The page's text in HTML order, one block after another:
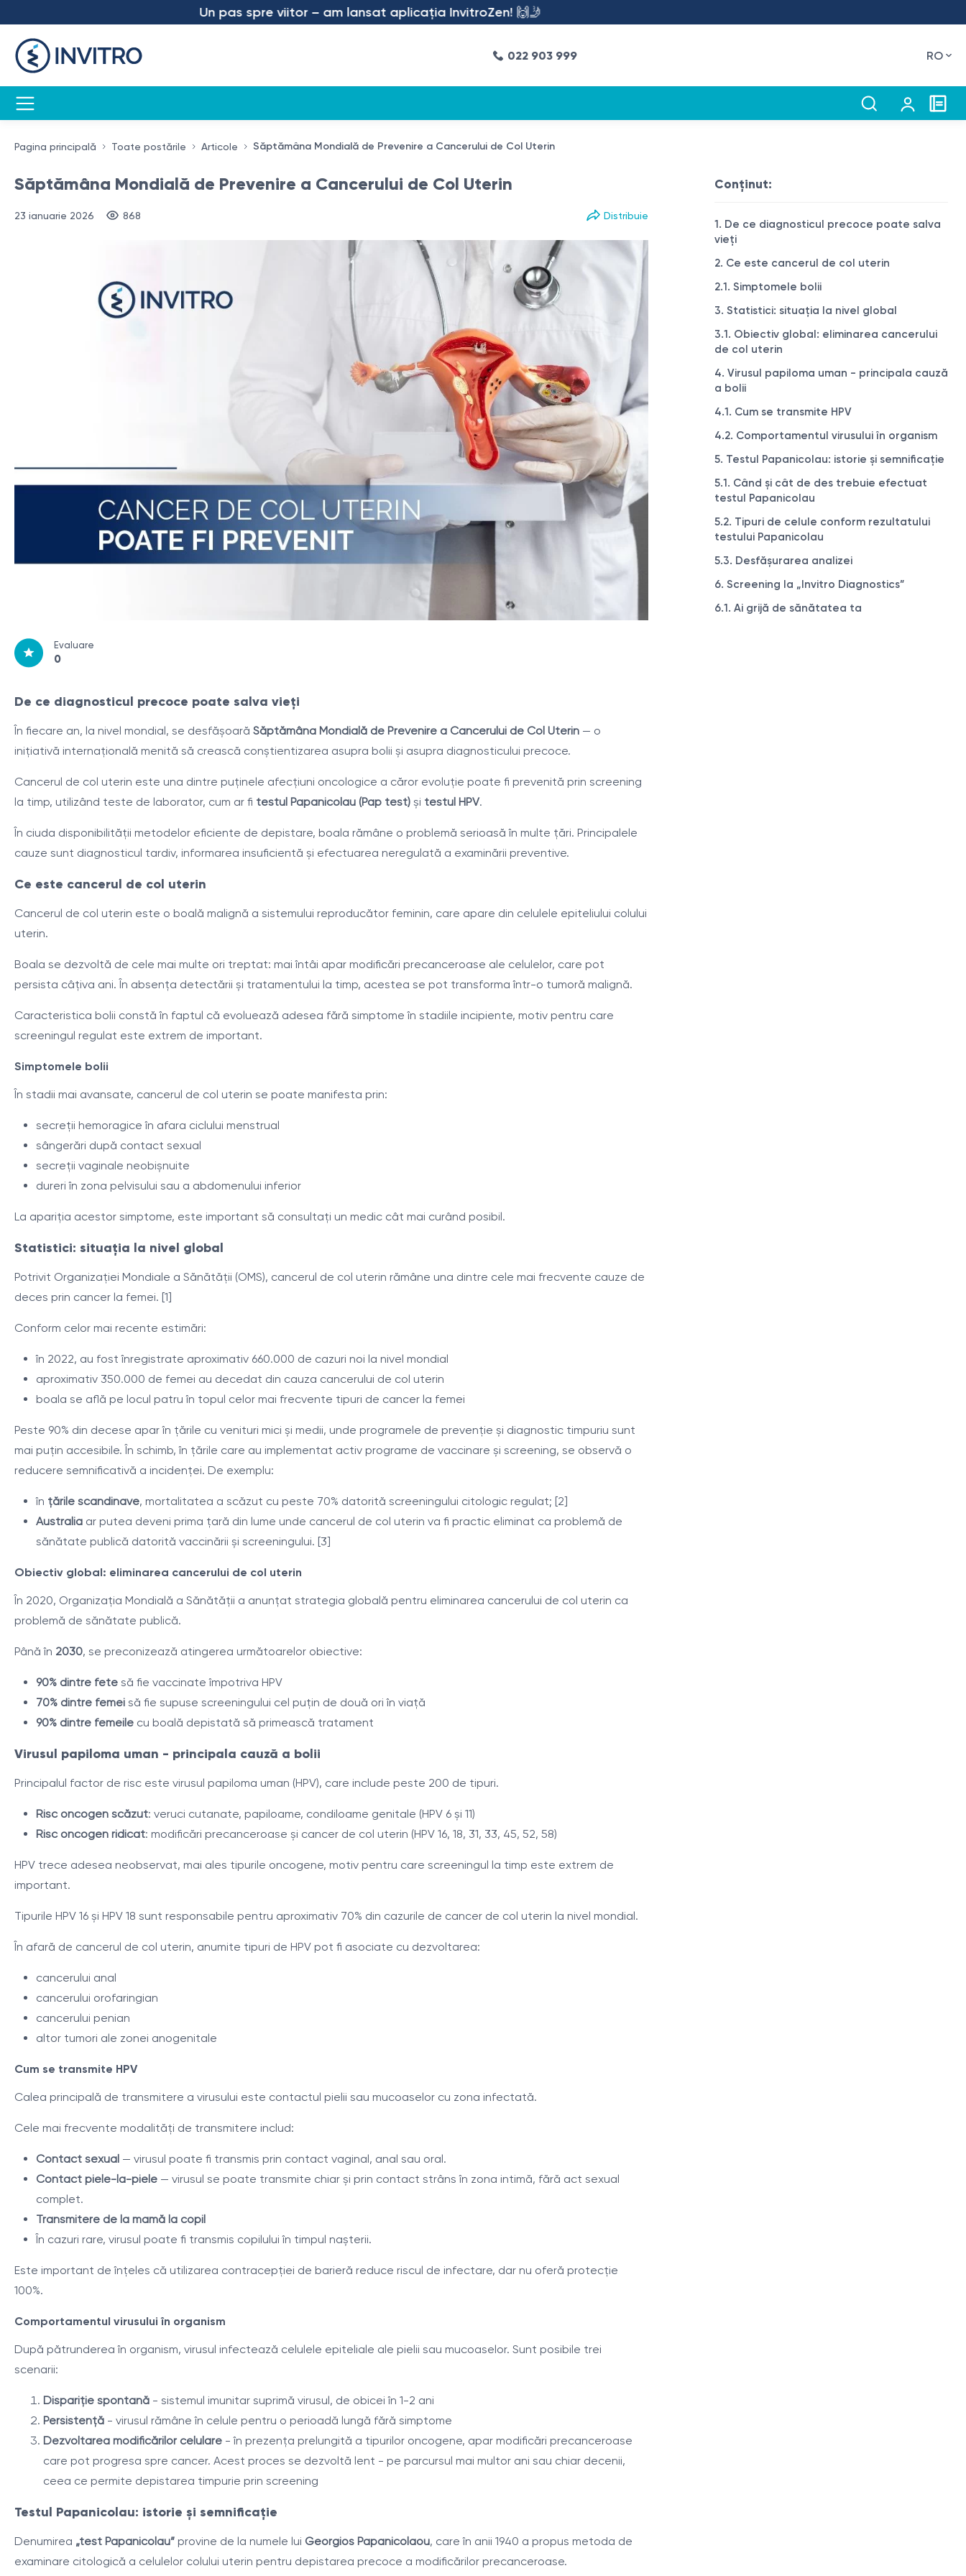
Un pas spre viitor – am lansat aplicația InvitroZen! 🙌🤳
022 903 999 RO
Pagina principală Toate postările Articole Săptămâna Mondială de Prevenire a Cancerului de Col Uterin
Săptămâna Mondială de Prevenire a Cancerului de Col Uterin
23 ianuarie 2026 868 Distribuie
Evaluare
0
De ce diagnosticul precoce poate salva vieți
În fiecare an, la nivel mondial, se desfășoară Săptămâna Mondială de Prevenire a Cancerului de Col Uterin — o
inițiativă internațională menită să crească conștientizarea asupra bolii și asupra diagnosticului precoce.
Cancerul de col uterin este una dintre puținele afecțiuni oncologice a căror evoluție poate fi prevenită prin screening
la timp, utilizând teste de laborator, cum ar fi testul Papanicolau (Pap test) și testul HPV.
În ciuda disponibilității metodelor eficiente de depistare, boala rămâne o problemă serioasă în multe țări. Principalele
cauze sunt diagnosticul tardiv, informarea insuficientă și efectuarea neregulată a examinării preventive.
Ce este cancerul de col uterin
Cancerul de col uterin este o boală malignă a sistemului reproducător feminin, care apare din celulele epiteliului colului
uterin.
Boala se dezvoltă de cele mai multe ori treptat: mai întâi apar modificări precanceroase ale celulelor, care pot
persista câțiva ani. În absența detectării și tratamentului la timp, acestea se pot transforma într-o tumoră malignă.
Caracteristica bolii constă în faptul că evoluează adesea fără simptome în stadiile incipiente, motiv pentru care
screeningul regulat este extrem de important.
Simptomele bolii
În stadii mai avansate, cancerul de col uterin se poate manifesta prin:
secreții hemoragice în afara ciclului menstrual
sângerări după contact sexual
secreții vaginale neobișnuite
dureri în zona pelvisului sau a abdomenului inferior
La apariția acestor simptome, este important să consultați un medic cât mai curând posibil.
Statistici: situația la nivel global
Potrivit Organizației Mondiale a Sănătății (OMS), cancerul de col uterin rămâne una dintre cele mai frecvente cauze de
deces prin cancer la femei. [1]
Conform celor mai recente estimări:
în 2022, au fost înregistrate aproximativ 660.000 de cazuri noi la nivel mondial
aproximativ 350.000 de femei au decedat din cauza cancerului de col uterin
boala se află pe locul patru în topul celor mai frecvente tipuri de cancer la femei
Peste 90% din decese apar în țările cu venituri mici și medii, unde programele de prevenție și diagnostic timpuriu sunt
mai puțin accesibile. În schimb, în țările care au implementat activ programe de vaccinare și screening, se observă o
reducere semnificativă a incidenței. De exemplu:
în țările scandinave, mortalitatea a scăzut cu peste 70% datorită screeningului citologic regulat; [2]
Australia ar putea deveni prima țară din lume unde cancerul de col uterin va fi practic eliminat ca problemă de
sănătate publică datorită vaccinării și screeningului. [3]
Obiectiv global: eliminarea cancerului de col uterin
În 2020, Organizația Mondială a Sănătății a anunțat strategia globală pentru eliminarea cancerului de col uterin ca
problemă de sănătate publică.
Până în 2030, se preconizează atingerea următoarelor obiective:
90% dintre fete să fie vaccinate împotriva HPV
70% dintre femei să fie supuse screeningului cel puțin de două ori în viață
90% dintre femeile cu boală depistată să primească tratament
Virusul papiloma uman - principala cauză a bolii
Principalul factor de risc este virusul papiloma uman (HPV), care include peste 200 de tipuri.
Risc oncogen scăzut: veruci cutanate, papiloame, condiloame genitale (HPV 6 și 11)
Risc oncogen ridicat: modificări precanceroase și cancer de col uterin (HPV 16, 18, 31, 33, 45, 52, 58)
HPV trece adesea neobservat, mai ales tipurile oncogene, motiv pentru care screeningul la timp este extrem de
important.
Tipurile HPV 16 și HPV 18 sunt responsabile pentru aproximativ 70% din cazurile de cancer de col uterin la nivel mondial.
În afară de cancerul de col uterin, anumite tipuri de HPV pot fi asociate cu dezvoltarea:
cancerului anal
cancerului orofaringian
cancerului penian
altor tumori ale zonei anogenitale
Cum se transmite HPV
Calea principală de transmitere a virusului este contactul pielii sau mucoaselor cu zona infectată.
Cele mai frecvente modalități de transmitere includ:
Contact sexual — virusul poate fi transmis prin contact vaginal, anal sau oral.
Contact piele-la-piele — virusul se poate transmite chiar și prin contact strâns în zona intimă, fără act sexual
complet.
Transmitere de la mamă la copil
În cazuri rare, virusul poate fi transmis copilului în timpul nașterii.
Este important de înțeles că utilizarea contracepției de barieră reduce riscul de infectare, dar nu oferă protecție
100%.
Comportamentul virusului în organism
După pătrunderea în organism, virusul infectează celulele epiteliale ale pielii sau mucoaselor. Sunt posibile trei
scenarii:
Dispariție spontană - sistemul imunitar suprimă virusul, de obicei în 1-2 ani
Persistență - virusul rămâne în celule pentru o perioadă lungă fără simptome
Dezvoltarea modificărilor celulare - în prezența prelungită a tipurilor oncogene, apar modificări precanceroase
care pot progresa spre cancer. Acest proces se dezvoltă lent - pe parcursul mai multor ani sau chiar decenii,
ceea ce permite depistarea timpurie prin screening
Testul Papanicolau: istorie și semnificație
Denumirea „test Papanicolau” provine de la numele lui Georgios Papanicolaou, care în anii 1940 a propus metoda de
examinare citologică a celulelor colului uterin pentru depistarea precoce a modificărilor precanceroase.
Conţinut:
1. De ce diagnosticul precoce poate salva
vieți
2. Ce este cancerul de col uterin
2.1. Simptomele bolii
3. Statistici: situația la nivel global
3.1. Obiectiv global: eliminarea cancerului
de col uterin
4. Virusul papiloma uman - principala cauză
a bolii
4.1. Cum se transmite HPV
4.2. Comportamentul virusului în organism
5. Testul Papanicolau: istorie și semnificație
5.1. Când și cât de des trebuie efectuat
testul Papanicolau
5.2. Tipuri de celule conform rezultatului
testului Papanicolau
5.3. Desfășurarea analizei
6. Screening la „Invitro Diagnostics”
6.1. Ai grijă de sănătatea ta